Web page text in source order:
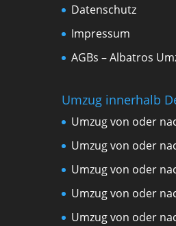
Datenschutz
Impressum
AGBs – Albatros
Umzug innerhalb
Umzug von oder
Umzug von oder
Umzug von oder
Umzug von oder
Umzug von oder